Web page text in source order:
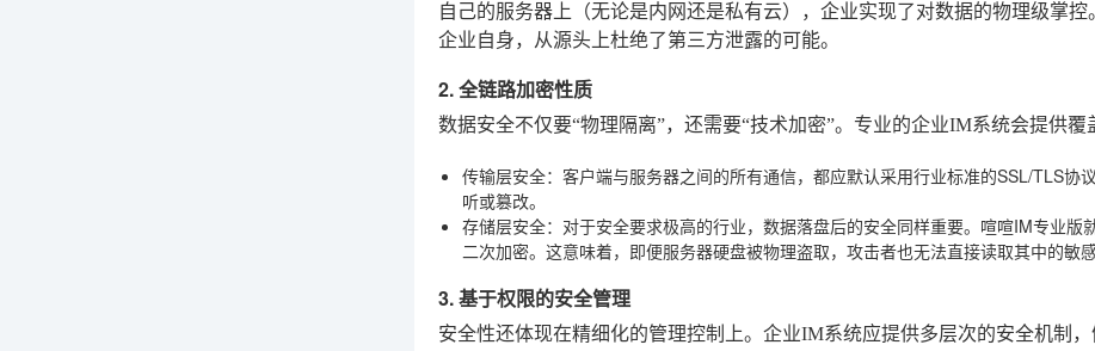
自己的服务器上（无论是内网还是私有云），企业实现了对数据的物理级掌
企业自身，从源头上杜绝了第三方泄露的可能。
2. 全链路加密性质
数据安全不仅要“物理隔离”，还需要“技术加密”。专业的企业IM系统会提供覆
传输层安全：客户端与服务器之间的所有通信，都应默认采用行业标准的SSL/TLS协
听或篡改。
存储层安全：对于安全要求极高的行业，数据落盘后的安全同样重要。喧喧IM专业
二次加密。这意味着，即便服务器硬盘被物理盗取，攻击者也无法直接读取其中的敏感
3. 基于权限的安全管理
安全性还体现在精细化的管理控制上。企业IM系统应提供多层次的安全机制